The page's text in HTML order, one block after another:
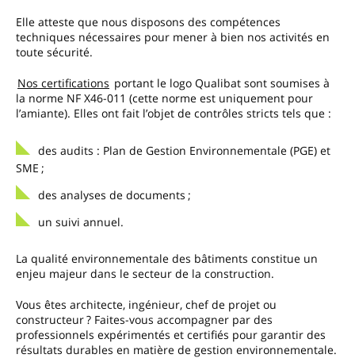
Elle atteste que nous disposons des compétences
techniques nécessaires pour mener à bien nos activités en
toute sécurité.
Nos certifications portant le logo Qualibat sont soumises à
la norme NF X46-011 (cette norme est uniquement pour
l’amiante). Elles ont fait l’objet de contrôles stricts tels que :
des audits : Plan de Gestion Environnementale (PGE) et
SME ;
des analyses de documents ;
un suivi annuel.
La qualité environnementale des bâtiments constitue un
enjeu majeur dans le secteur de la construction.
Vous êtes architecte, ingénieur, chef de projet ou
constructeur ? Faites-vous accompagner par des
professionnels expérimentés et certifiés pour garantir des
résultats durables en matière de gestion environnementale.